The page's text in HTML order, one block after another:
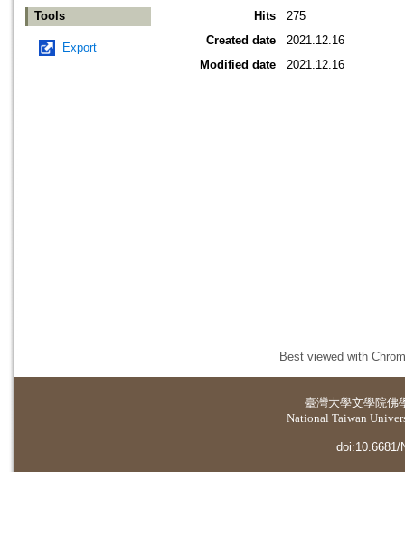
Tools
Export
Hits
275
Created date
2021.12.16
Modified date
2021.12.16
Best viewed with
臺灣大學文學院佛
National Taiwan
doi:10.6681/